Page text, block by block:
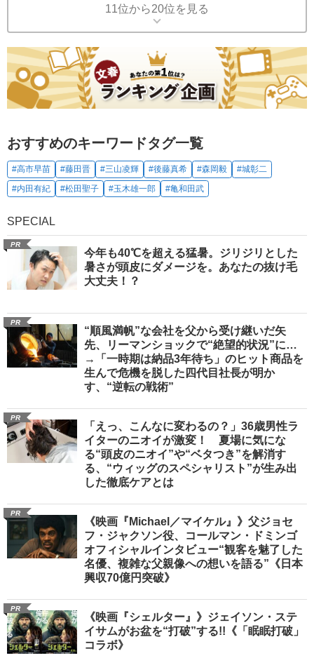
11位から20位を見る
おすすめのキーワードタグ一覧
#高市早苗 #藤田晋 #三山凌輝 #後藤真希 #森岡毅
#城彰二
#内田有紀
#松田聖子 #玉木雄一郎 #亀和田武
SPECIAL
PR
今年も40℃を超える猛暑。ジリジリとした
暑さが頭皮にダメージを。あなたの抜け毛
大丈夫！？
PR
“順風満帆”な会社を父から受け継いだ矢
先、リーマンショックで“絶望的状況”に…
→「一時期は納品3年待ち」のヒット商品を
生んで危機を脱した四代目社長が明か
す、“逆転の戦術”
PR
「えっ、こんなに変わるの？」36歳男性ラ
イターのニオイが激変！ 夏場に気にな
る“頭皮のニオイ”や“ベタつき”を解消す
る、“ウィッグのスペシャリスト”が生み出
した徹底ケアとは
PR
《映画『Michael／マイケル』》父ジョセ
フ・ジャクソン役、コールマン・ドミンゴ
オフィシャルインタビュー“観客を魅了した
名優、複雑な父親像への想いを語る”《日本
興収70億円突破》
PR
《映画『シェルター』》ジェイソン・ステ
イサムがお盆を“打破”する!!《「眠眠打破」
コラボ》